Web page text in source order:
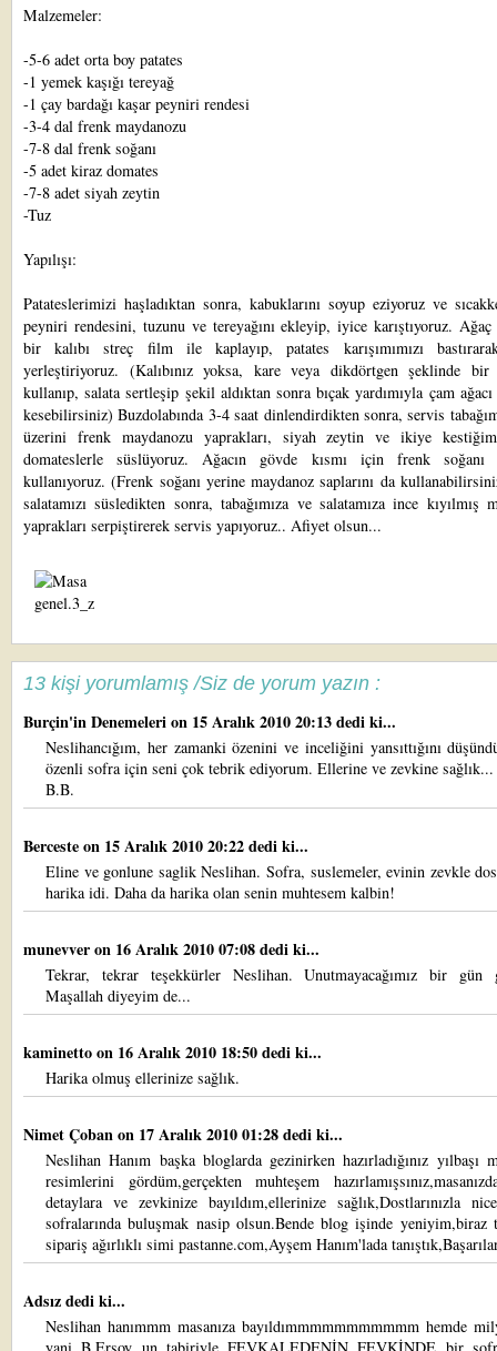
Malzemeler:
-5-6 adet orta boy patates
-1 yemek kaşığı tereyağ
-1 çay bardağı kaşar peyniri rendesi
-3-4 dal frenk maydanozu
-7-8 dal frenk soğanı
-5 adet kiraz domates
-7-8 adet siyah zeytin
-Tuz
Yapılışı:
Patateslerimizi haşladıktan sonra, kabuklarını soyup eziyoruz ve
peyniri rendesini, tuzunu ve tereyağını ekleyip, iyice karıştıyoruz.
bir kalıbı streç film ile kaplayıp, patates karışımımızı
yerleştiriyoruz. (Kalıbınız yoksa, kare veya dikdörtgen şeklinde bir
kullanıp, salata sertleşip şekil aldıktan sonra bıçak yardımıyla çam
kesebilirsiniz) Buzdolabında 3-4 saat dinlendirdikten sonra, servis
üzerini frenk maydanozu yaprakları, siyah zeytin ve ikiye
domateslerle süslüyoruz. Ağacın gövde kısmı için frenk soğanı
kullanıyoruz. (Frenk soğanı yerine maydanoz saplarını da
salatamızı süsledikten sonra, tabağımıza ve salatamıza ince kıyılmış
yaprakları serpiştirerek servis yapıyoruz.. Afiyet olsun...
13 kişi yorumlamış /Siz de yorum yazın :
Burçin'in Denemelerion 15 Aralık 2010 20:13 dedi ki...
Neslihancığım, her zamanki özenini ve inceliğini yansıttığını
özenli sofra için seni çok tebrik ediyorum. Ellerine ve zevkine sağlık...
B.B.
Bercesteon 15 Aralık 2010 20:22 dedi ki...
Eline ve gonlune saglik Neslihan. Sofra, suslemeler, evinin zevkle
harika idi. Daha da harika olan senin muhtesem kalbin!
munevveron 16 Aralık 2010 07:08 dedi ki...
Tekrar, tekrar teşekkürler Neslihan. Unutmayacağımız bir gün
Maşallah diyeyim de...
kaminettoon 16 Aralık 2010 18:50 dedi ki...
Harika olmuş ellerinize sağlık.
Nimet Çobanon 17 Aralık 2010 01:28 dedi ki...
Neslihan Hanım başka bloglarda gezinirken hazırladığınız yılbaşı
resimlerini gördüm,gerçekten muhteşem
detaylara ve zevkinize bayıldım,ellerinize sağlık,Dostlarınızla
sofralarında buluşmak nasip olsun.Bende blog işinde yeniyim,biraz
sipariş ağırlıklı simi pastanne.com,Ayşem Hanım'lada
Adsız dedi ki...
Neslihan hanımmm masanıza bayıldımmmmmmmmmmm hemde